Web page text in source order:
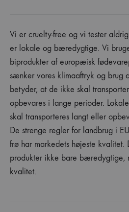
Vi er cruelty-free og vi tester
er lokale og bæredygtige. Vi
biprodukter af europæisk
sænker vores klimaaftryk og brug
betyder, at de ikke skal
opbevares i lange perioder.
skal transporteres langt eller
De strenge regler for landbrug i
frø har markedets højeste kvalitet.
produkter ikke bare bæredygtige,
kvalitet.